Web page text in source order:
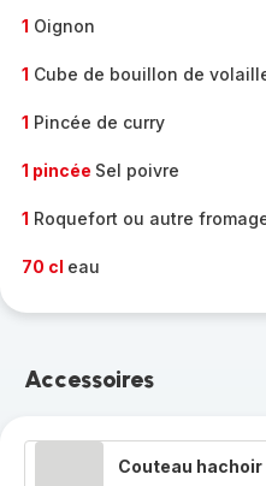
1 Oignon
1 Cube de bouillon de
1 Pincée de curry
1 pincée Sel poivre
1 Roquefort ou autre
70 cl eau
Accessoires
Couteau